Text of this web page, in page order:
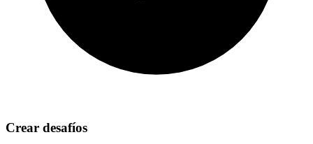
Crear desafíos